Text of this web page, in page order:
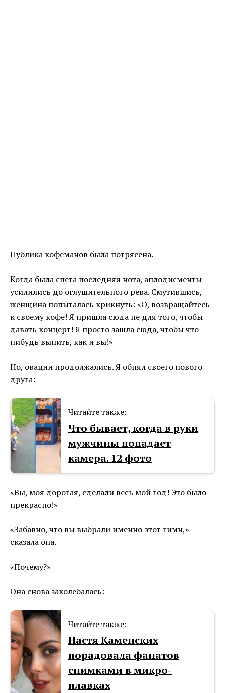
Публика кофеманов была потрясена.
Когда была спета последняя нота, аплодисменты
усилились до оглушительного рева. Смутившись,
женщина попыталась крикнуть: «О, возвращайтесь
к своему кофе! Я пришла сюда не для того, чтобы
давать концерт! Я просто зашла сюда, чтобы что-
нибудь выпить, как и вы!»
Но, овации продолжались. Я обнял своего нового
друга:
Читайте также:
Что бывает, когда в руки
мужчины попадает
камера. 12 фото
«Вы, моя дорогая, сделали весь мой год! Это было
прекрасно!»
«Забавно, что вы выбрали именно этот гимн,» —
сказала она.
«Почему?»
Она снова заколебалась:
Читайте также:
Настя Каменских
порадовала фанатов
снимками в микро-
плавках